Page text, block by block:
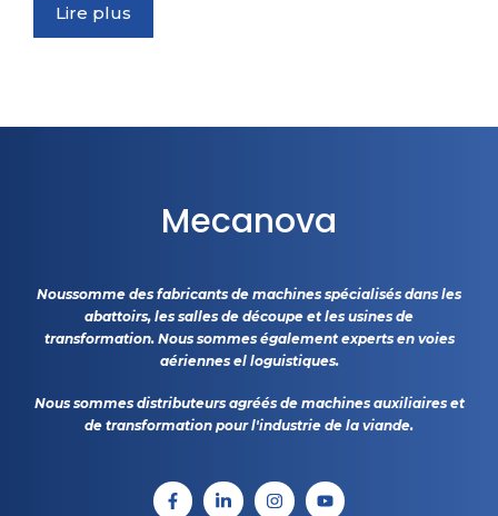
Lire plus
Mecanova
Noussomme des fabricants de machines spécialisés dans les
abattoirs, les salles de découpe et les usines de
transformation. Nous sommes également experts en voies
aériennes el loguistiques.
Nous sommes distributeurs agréés de machines auxiliaires et
de transformation pour l'industrie de la viande.